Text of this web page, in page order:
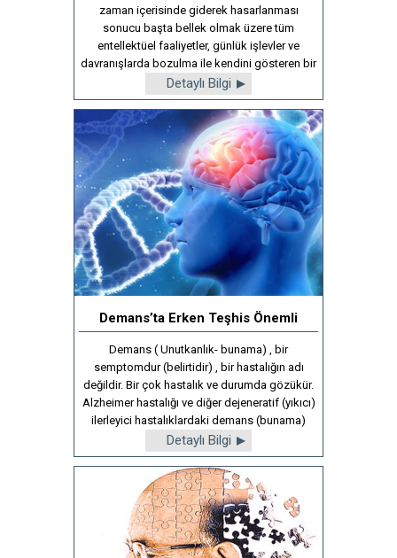
zaman içerisinde giderek hasarlanması
sonucu başta bellek olmak üzere tüm
entellektüel faaliyetler, günlük işlevler ve
davranışlarda bozulma ile kendini gösteren bir
hastalıktır.
Detaylı Bilgi
Demans’ta Erken Teşhis Önemli
Demans ( Unutkanlık- bunama) , bir
semptomdur (belirtidir) , bir hastalığın adı
değildir. Bir çok hastalık ve durumda gözükür.
Alzheimer hastalığı ve diğer dejeneratif (yıkıcı)
ilerleyici hastalıklardaki demans (bunama)
Detaylı Bilgi